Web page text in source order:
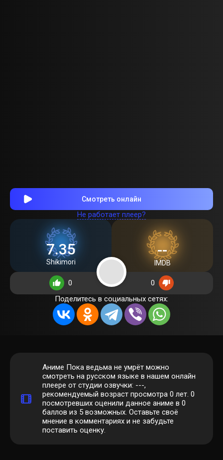
Смотреть онлайн
Не работает плеер?
7.35
Shikimori
--
IMDB
0
0
Поделитесь в социальных сетях:
Аниме Пока ведьма не умрёт можно
смотреть на русском языке в нашем онлайн
плеере от студии озвучки: ---,
рекомендуемый возраст просмотра 0 лет. 0
посмотревших оценили данное аниме в 0
баллов из 5 возможных. Оставьте своё
мнение в комментариях и не забудьте
поставить оценку.